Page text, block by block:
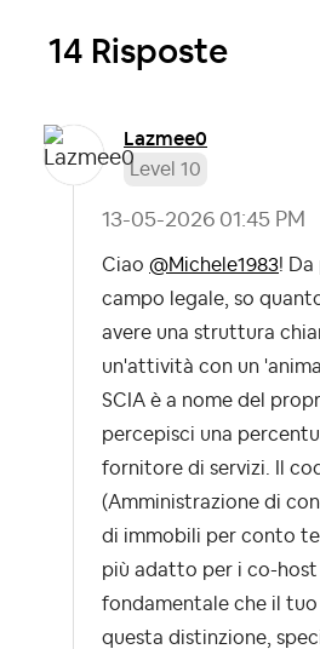
14 Risposte
Lazmee0
Level 10
‎13-05-2026 01:45 PM
Ciao @Michele1983! Da
campo legale, so
avere una struttura
un'attività con un
SCIA è a nome del
percepisci una
fornitore di servizi. Il
(Amministrazione di
di immobili per conto
più adatto per i co-host
fondamentale che il
questa distinzione,